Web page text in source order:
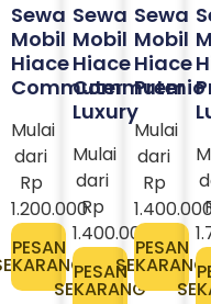
Sewa
Mobil
Hiace
Commuter
Mulai
dari
Rp
1.200.000
PESAN
Sewa
Mobil
Hiace
Commuter
Luxury
Mulai
dari
Rp
1.400.000
PESAN
SEKARANG
Sewa
Mobil
Hiace
Premio
Mulai
dari
Rp
PESAN
SEKARANG